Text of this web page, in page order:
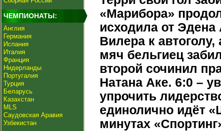
ЧЕМПИОНАТЫ:
Англия
Германия
Испания
Италия
Франция
Нидерланды
Португалия
Турция
Беларусь
Казахстан
MLS
Саудовская Аравия
Узбекистан
«Марибора»
исходила от Эдена
Вилера к
мяч бельгиец
второй сочинил
Натана Аке. 6:0 –
упрочить
единолично идёт
минутах